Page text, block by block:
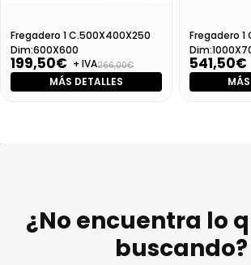
Fregadero 1 C.500X400X250
Dim:600X600
199,50€ + IVA266,00€
MÁS DETALLES
Fregadero 1
541,50€
¿No encuentra lo
buscando?